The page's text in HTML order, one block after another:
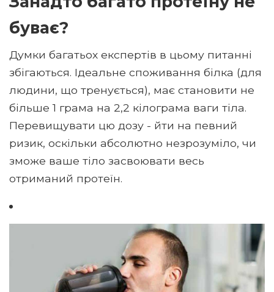
буває?
Думки багатьох експертів в цьому питанні
збігаються. Ідеальне споживання білка (для
людини, що тренується), має становити не
більше 1 грама на 2,2 кілограма ваги тіла.
Перевищувати цю дозу - йти на певний
ризик, оскільки абсолютно незрозуміло, чи
зможе ваше тіло засвоювати весь
отриманий протеїн.